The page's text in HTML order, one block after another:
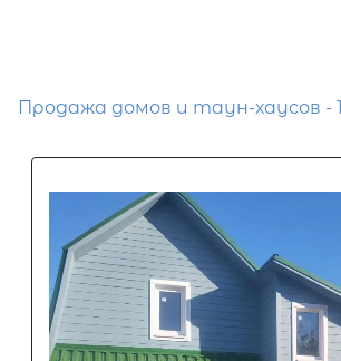
Продажа домов и таун-хаусов - 1